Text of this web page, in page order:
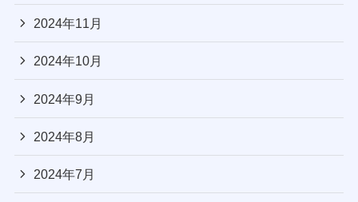
2024年11月
2024年10月
2024年9月
2024年8月
2024年7月